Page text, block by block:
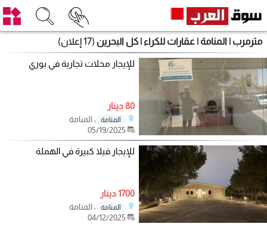
مترمرب | المنامة | عقارات للكراء | كل البحرين (17 إعلان)
للإيجار محلات تجارية في بوري
80 دينار
المنامة
، المنامة
للإيجار فيلا كبيرة في الهملة
1700 دينار
المنامة
، المنامة